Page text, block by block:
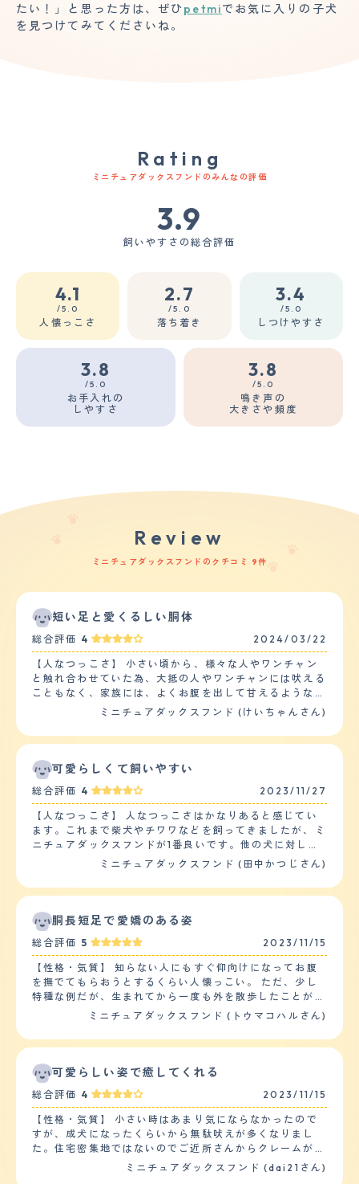
たい！」と思った方は、ぜひ petmiでお気に入りの子犬
を見つけてみてくださいね。
Rating
ミニチュアダックスフンドのみんなの評価
3.9
飼いやすさの総合評価
4.1
/5.0
人懐っこさ
2.7
/5.0
落ち着き
3.4
/5.0
しつけやすさ
3.8
/5.0
お手入れの
しやすさ
3.8
/5.0
鳴き声の
大きさや頻度
Review
ミニチュアダックスフンドのクチコミ 9件
短い足と愛くるしい胴体
総合評価 4 2024/03/22
【人なつっこさ】 小さい頃から、様々な人やワンチャン
と触れ合わせていた為、大抵の人やワンチャンには吠える
こともなく、家族には、よくお腹を出して甘えるような素
振りをします。ボール遊びが非常に好きでボールやおもち
ゃが見えるとよく吠えて部屋中を駆け回っています。また
よくご飯を食べる子です。そのせいか、誤飲や食べ過ぎで
所に、仲が良いワンチャンがたくさんいて、散歩の際はよ
く遊んでいます。 【落ち着き】 落ち着きは、あまりない
方だと思います。よく、部屋の家電のケーブルを噛んだ
り、ソファーに穴を開けたりと、ヤンチャをすることもし
ばしばあります。運動量が豊富で活発な子で飼い主の方が
振り回されることもよくあります。 【しつけやすさ】 日
常的な訓練やしつけは、あまり行っていません。その為、
人前などでは、躾が必要だったなと感じることはよくあり
で1.5キロほど歩いたり走ったりしています。 【お手入
れ】 ミニチュアダックスフンドのロングなどで、毛は非
常に長いです。その為日常の毛のお手入れは、欠かすこと
はできません。特にロングは、汚れや匂いが目立つ傾向が
ありますので、注意が必要だと思っています。抜け毛につ
いては、頻繁に抜け毛があります。ヘアカットは、ロング
ということもあり、特に気をつけています。最近は、冬間
近ということもあり、長めのカットスタイルにしてもらっ
ています。短足ということもありヘルニアになりやすい子
鼻が尖っておりよく鳴き声が通りやすいので鳴き声につい
猟犬だったということもあり、活気盛んな子が多いのでよ
く吠える子が多いのも特徴です。 【総評】 短い足と胴長
の胴体という非常に愛くるしい姿が特徴的です。ペットシ
ョップで初めて出会った際は、ちょこちょこと歩く姿に一
目惚れしてしまい、お家にお迎えすることを決めました。
ワンチャンを迎え入れた後は、ワンチャン中心の生活にな
ってしまい、日々家族がワンチャンの悪さやイタズラに振
り回されています笑。散歩も必須になっていてルーティン
ミニチュアダックスフンド (けいちゃんさん)
可愛らしくて飼いやすい
総合評価 4 2023/11/27
【人なつっこさ】 人なつっこさはかなりあると感じてい
ます。これまで柴犬やチワワなどを飼ってきましたが、ミ
ニチュアダックスフンドが1番良いです。他の犬に対して
は警戒感を強く持っているみたいですが、人に対しては初
めてあう人でも喜んで出迎えをしてくれて愛嬌よくくれて
います。人が来るたびにお腹を見せて、撫でられるのが好
いと分かれば落ちついてくれますし、噛みつくことは一切
ないので安心です。 【落ち着き】 夜に暴れ出すことがあ
るので、落ち着きはないと感じています。家中を全力疾走
で駆けまわったり、自分のおもちゃなどを振り回したりし
ます。落ち着かせるためには、散歩などで運動をさせるこ
とが必須です。運動不足だとストレスが溜まって暴れたく
なるみたいです。 【しつけやすさ】 トイレは全く教えて
いないのに自然とできていて、しつけが必要だと感じたこ
をしてはダメなのか考えている様子なので、しつけはしや
すいと評価しています。散歩は1回20分を1日2回行ってい
ます。家の中でも走り回っているので、運動量はかなり多
いです。 【お手入れ】 毛が長いのでブラッシングやカッ
トは欠かせません。カットも少なくとも月に1度は行わな
いといけません。気をつけているのは足の毛です。毛が伸
びていると滑って転んでしまうリスクがあるので、足の毛
は毎週必ずチェックしています。シャンプーは2週間に1回
くらいの頻度でしています。シャンプーをすると毛量にか
なりの変化が見えるため、抜け毛はかなりあります。シャ
ミニチュアダックスフンド (田中かつじさん)
胴長短足で愛嬌のある姿
総合評価 5 2023/11/15
【性格・気質】 知らない人にもすぐ仰向けになってお腹
を撫でてもらおうとするくらい人懐っこい。 ただ、少し
特種な例だが、生まれてから一度も外を散歩したことがな
い。 とても臆病で、外に連れ出すと固まったまま動かな
たく動かないので、他の動物と触れ合ったことがない。
一度覚えればちゃんと用を足しに行く。 16年育てている
うちに3回引っ越しがあったが、その度にトイレの場所は
きちんと覚えてくれた。 【健康・寿命】 8歳の時に一度
ヘルニアを発症したが、その後リハビリとアンチノールと
いうサプリを飲ませていたら完治した。 それ以降一度も
ヘルニアの再発はしていないが、アンチノールだけはそれ
からずっと飲ませている。 13歳頃から歯石がひどくな
り、歯石除去手術をこの2年の間に2回行った。今は犬歯
ミニチュアダックスフンド (トウマコハルさん)
可愛らしい姿で癒してくれる
総合評価 4 2023/11/15
【性格・気質】 小さい時はあまり気にならなかったので
すが、成犬になったくらいから無駄吠えが多くなりまし
た。住宅密集地ではないのでご近所さんからクレームが来
たことはありませんが、集合住宅などで飼う場合はしつけ
をしっかりしないと大変かもしれないです。犬に対しては
ミニチュアダックスフンド (dai21さん)